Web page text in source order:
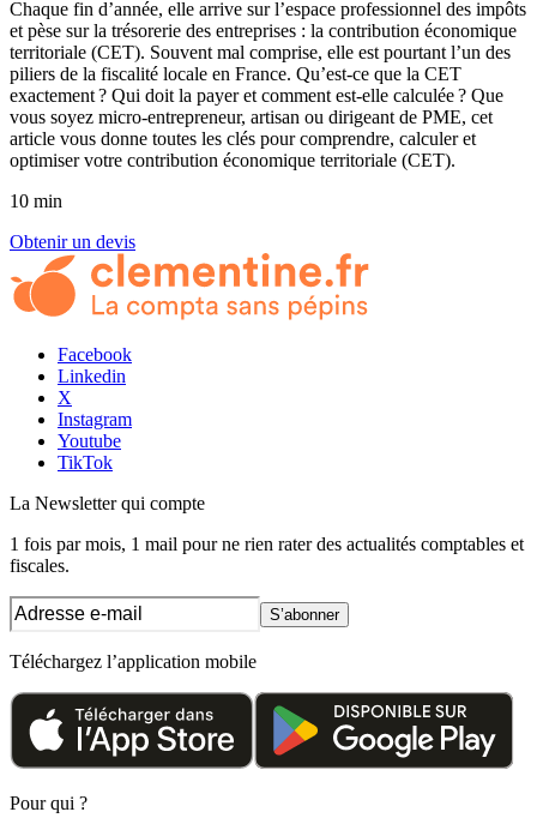
Chaque fin d’année, elle arrive sur l’espace professionnel des impôts
et pèse sur la trésorerie des entreprises : la contribution économique
territoriale (CET). Souvent mal comprise, elle est pourtant l’un des
piliers de la fiscalité locale en France. Qu’est-ce que la CET
exactement ? Qui doit la payer et comment est-elle calculée ? Que
vous soyez micro-entrepreneur, artisan ou dirigeant de PME, cet
article vous donne toutes les clés pour comprendre, calculer et
optimiser votre contribution économique territoriale (CET).
10 min
Obtenir un devis
Facebook
Linkedin
X
Instagram
Youtube
TikTok
La Newsletterqui compte
1 fois par mois, 1 mail pour ne rien rater des actualités comptables et
fiscales.
S’abonner
Téléchargez l’application mobile
Pour qui ?